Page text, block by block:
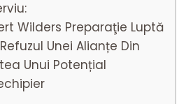
Wilders Preparaţie Luptă
Unei Alianțe Din
Unui Potențial